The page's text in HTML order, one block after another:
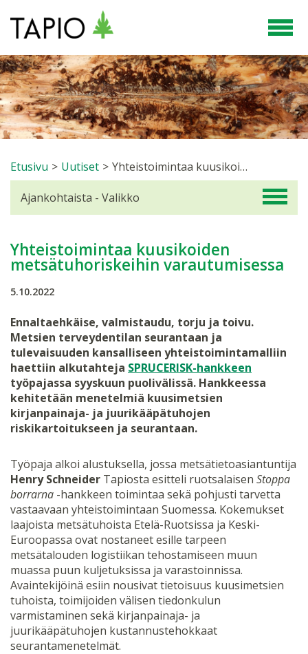
Etusivu > Uutiset > Yhteistoimintaa kuusikoiden metsätuhoriskeihin varautumisessa
Yhteistoimintaa kuusikoiden
metsätuhoriskeihin varautumisessa
5.10.2022
Ennaltaehkäise, valmistaudu, torju ja toivu.
Metsien terveydentilan seurantaan ja
tulevaisuuden kansalliseen yhteistoimintamalliin
haettiin alkutahteja SPRUCERISK-hankkeen
työpajassa syyskuun puolivälissä. Hankkeessa
kehitetään menetelmiä kuusimetsien
kirjanpainaja- ja juurikääpätuhojen
riskikartoitukseen ja seurantaan.
Työpaja alkoi alustuksella, jossa metsätietoasiantuntija
Henry Schneider Tapiosta esitteli ruotsalaisen Stoppa
borrarna -hankkeen toimintaa sekä pohjusti tarvetta
vastaavaan yhteistoimintaan Suomessa. Kokemukset
laajoista metsätuhoista Etelä-Ruotsissa ja Keski-
Euroopassa ovat nostaneet esille tarpeen
metsätalouden logistiikan tehostamiseen muun
muassa puun kuljetuksissa ja varastoinnissa.
Avaintekijöinä esiin nousivat tietoisuus kuusimetsien
tuhoista, toimijoiden välisen tiedonkulun
varmistaminen sekä kirjanpainaja- ja
juurikääpätuhojen kustannustehokkaat
seurantamenetelmät.
Ajankohtaista - Valikko